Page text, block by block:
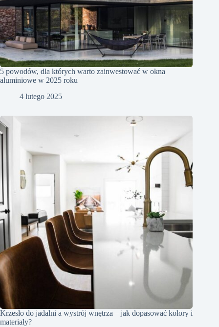
5 powodów, dla których warto zainwestować w okna
aluminiowe w 2025 roku
4 lutego 2025
Krzesło do jadalni a wystrój wnętrza – jak dopasować kolory i
materiały?